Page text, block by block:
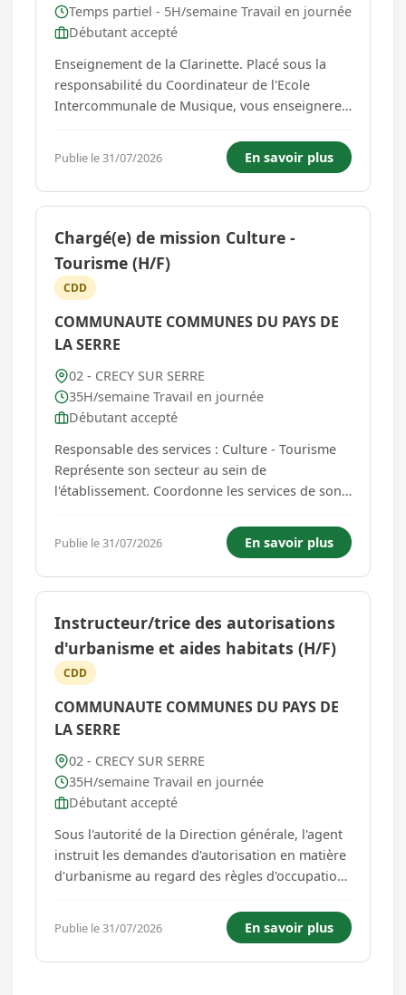
Temps partiel - 5H/semaine Travail en journée
Débutant accepté
Enseignement de la Clarinette. Placé sous la
responsabilité du Coordinateur de l'Ecole
Intercommunale de Musique, vous enseignerez
le suivi, l'orientation et l'évaluation des élèves.
Vous vous impliquerez dans les projets de
l'Etablissement...
Publie le 31/07/2026 En savoir plus
Chargé(e) de mission Culture -
Tourisme (H/F)
CDD
COMMUNAUTE COMMUNES DU PAYS DE
LA SERRE
02 - CRECY SUR SERRE
35H/semaine Travail en journée
Débutant accepté
Responsable des services : Culture - Tourisme
Représente son secteur au sein de
l'établissement. Coordonne les services de son
régule, contrôle et évalue l'activité des services
dans son secteur. L'agent est chargé de
concevoir des stratégies terr...
Publie le 31/07/2026 En savoir plus
Instructeur/trice des autorisations
d'urbanisme et aides habitats (H/F)
CDD
COMMUNAUTE COMMUNES DU PAYS DE
LA SERRE
02 - CRECY SUR SERRE
35H/semaine Travail en journée
Débutant accepté
Sous l'autorité de la Direction générale, l'agent
instruit les demandes d'autorisation en matière
d'urbanisme au regard des règles d'occupation
procéder à la vérification et au contrôle de la
conformité des constructions et des
aménagements...
Publie le 31/07/2026 En savoir plus